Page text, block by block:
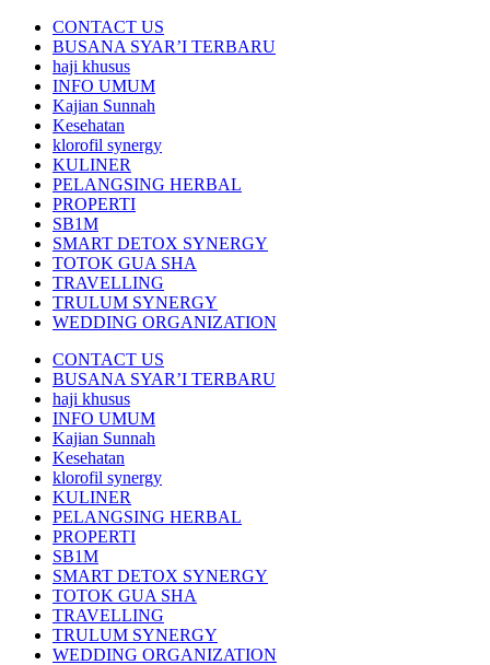
CONTACT US
BUSANA SYAR’I TERBARU
haji khusus
INFO UMUM
Kajian Sunnah
Kesehatan
klorofil synergy
KULINER
PELANGSING HERBAL
PROPERTI
SB1M
SMART DETOX SYNERGY
TOTOK GUA SHA
TRAVELLING
TRULUM SYNERGY
WEDDING ORGANIZATION
CONTACT US
BUSANA SYAR’I TERBARU
haji khusus
INFO UMUM
Kajian Sunnah
Kesehatan
klorofil synergy
KULINER
PELANGSING HERBAL
PROPERTI
SB1M
SMART DETOX SYNERGY
TOTOK GUA SHA
TRAVELLING
TRULUM SYNERGY
WEDDING ORGANIZATION